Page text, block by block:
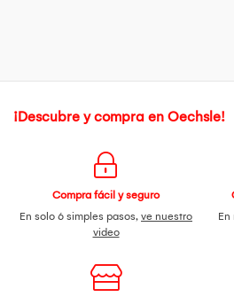
¡Descubre y compra en Oechsle!
Compra fácil y seguro
En solo 6 simples pasos, ve nuestro
video